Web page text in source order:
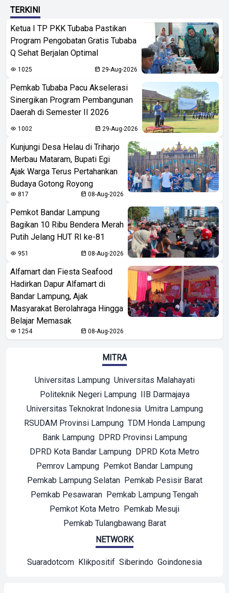
TERKINI
Ketua I TP PKK Tubaba Pastikan
Program Pengobatan Gratis Tubaba
Q Sehat Berjalan Optimal
1025 29-Aug-2026
Pemkab Tubaba Pacu Akselerasi
Sinergikan Program Pembangunan
Daerah di Semester II 2026
1002 29-Aug-2026
Kunjungi Desa Helau di Triharjo
Merbau Mataram, Bupati Egi
Ajak Warga Terus Pertahankan
Budaya Gotong Royong
817 08-Aug-2026
Pemkot Bandar Lampung
Bagikan 10 Ribu Bendera Merah
Putih Jelang HUT RI ke-81
951 08-Aug-2026
Alfamart dan Fiesta Seafood
Hadirkan Dapur Alfamart di
Bandar Lampung, Ajak
Masyarakat Berolahraga Hingga
Belajar Memasak
1254 08-Aug-2026
MITRA
Universitas Lampung Universitas Malahayati
Politeknik Negeri Lampung IIB Darmajaya
Universitas Teknokrat Indonesia Umitra Lampung
RSUDAM Provinsi Lampung TDM Honda Lampung
Bank Lampung DPRD Provinsi Lampung
DPRD Kota Bandar Lampung DPRD Kota Metro
Pemrov Lampung Pemkot Bandar Lampung
Pemkab Lampung Selatan Pemkab Pesisir Barat
Pemkab Pesawaran Pemkab Lampung Tengah
Pemkot Kota Metro Pemkab Mesuji
Pemkab Tulangbawang Barat
NETWORK
Suaradotcom Klikpositif Siberindo Goindonesia